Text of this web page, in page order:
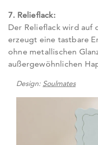
7. Relieflack:
Der Relieflack wird auf
erzeugt eine tastbare
ohne metallischen
außergewöhnlichen
Design: Soulmates